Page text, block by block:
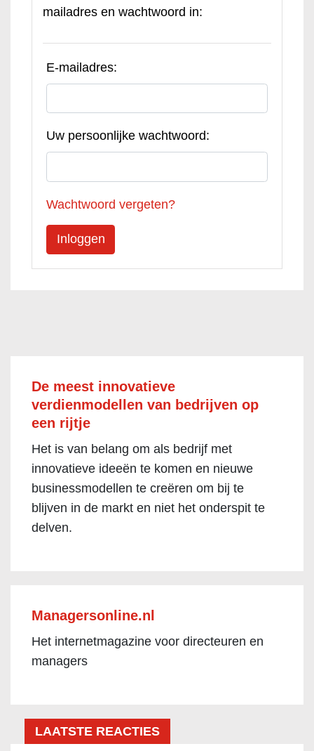
mailadres en wachtwoord in:
E-mailadres:
Uw persoonlijke wachtwoord:
Wachtwoord vergeten?
De meest innovatieve
verdienmodellen van bedrijven op
een rijtje
Het is van belang om als bedrijf met
innovatieve ideeën te komen en nieuwe
businessmodellen te creëren om bij te
blijven in de markt en niet het onderspit te
delven.
Managersonline.nl
Het internetmagazine voor directeuren en
managers
LAATSTE REACTIES